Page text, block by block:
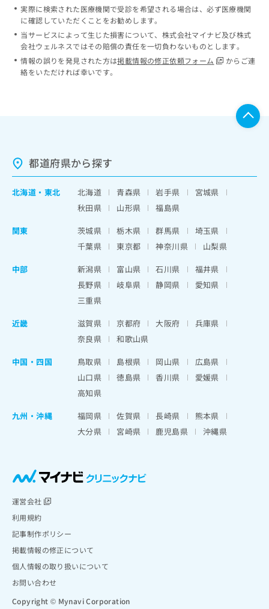
実際に検索された医療機関で受診を希望される場合は、必ず医療機関
に確認していただくことをお勧めします。
当サービスによって生じた損害について、株式会社マイナビ及び株式
会社ウェルネスではその賠償の責任を一切負わないものとします。
情報の誤りを発見された方は掲載情報の修正依頼フォーム
からご連
絡をいただければ幸いです。
都道府県から探す
北海道 ・ 東北 北海道 青森県 岩手県
宮城県
秋田県
山形県
福島県
関東
茨城県 栃木県 群馬県
埼玉県
千葉県
東京都 神奈川県
山梨県
中部
新潟県 富山県 石川県
福井県
長野県
岐阜県 静岡県
愛知県
三重県
近畿
滋賀県 京都府 大阪府
兵庫県
奈良県
和歌山県
中国・四国
鳥取県 島根県 岡山県
広島県
山口県
徳島県 香川県
愛媛県
高知県
九州・沖縄
福岡県 佐賀県 長崎県
熊本県
大分県
宮崎県 鹿児島県 沖縄県
運営会社
利用規約
記事制作ポリシー
掲載情報の修正について
個人情報の取り扱いについて
お問い合わせ
Copyright © Mynavi Corporation